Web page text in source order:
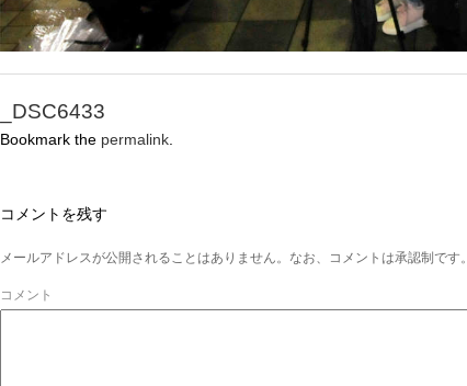
_DSC6433
Bookmark the permalink.
コメントを残す
メールアドレスが公開されることはありません。なお、コメントは承認制です。
コメント